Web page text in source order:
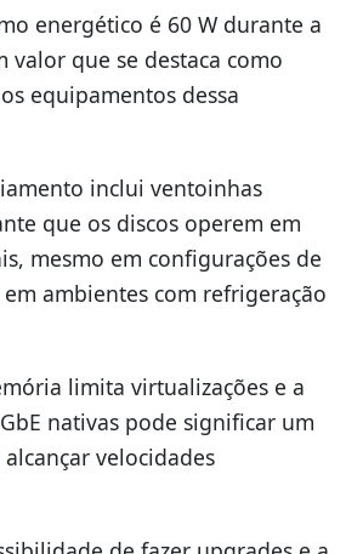
energético é 60 W durante a
valor que se destaca como
equipamentos dessa
inclui ventoinhas
que os discos operem em
mesmo em configurações de
ambientes com refrigeração
limita virtualizações e a
nativas pode significar um
velocidades